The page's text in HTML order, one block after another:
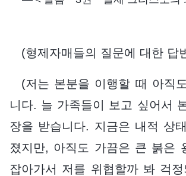
(형제자매들의 질문에 대한 답
(저는 본분을 이행할 때 아직
니다. 늘 가족들이 보고 싶어서
장을 받습니다. 지금은 내적 상
졌지만, 아직도 가끔은 큰 붉은
잡아가서 저를 위협할까 봐 걱